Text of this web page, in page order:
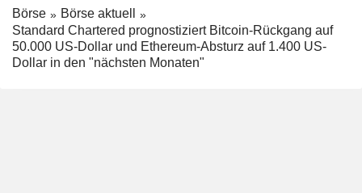
Börse
Börse aktuell
Standard Chartered prognostiziert Bitcoin-Rückgang auf
50.000 US-Dollar und Ethereum-Absturz auf 1.400 US-
Dollar in den "nächsten Monaten"